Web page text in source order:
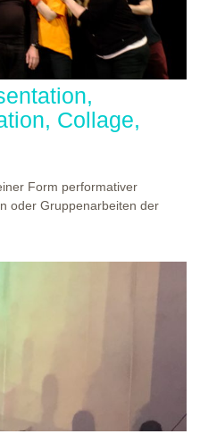
Collage,
Form performativer
oder Gruppenarbeiten der
Die Studierenden des
Begegnungen und